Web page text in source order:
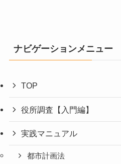
ナビゲーションメニュー
TOP
役所調査【入門編】
実践マニュアル
都市計画法